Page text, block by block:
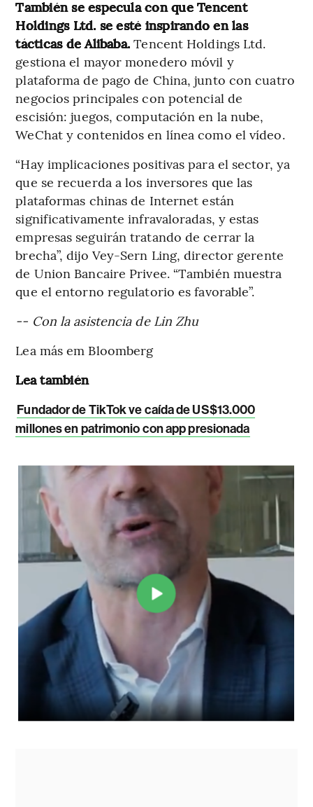
También se especula con que Tencent
Holdings Ltd. se esté inspirando en las
tácticas de Alibaba. Tencent Holdings Ltd.
gestiona el mayor monedero móvil y
plataforma de pago de China, junto con cuatro
negocios principales con potencial de
escisión: juegos, computación en la nube,
WeChat y contenidos en línea como el vídeo.
“Hay implicaciones positivas para el sector, ya
que se recuerda a los inversores que las
plataformas chinas de Internet están
significativamente infravaloradas, y estas
empresas seguirán tratando de cerrar la
brecha”, dijo Vey-Sern Ling, director gerente
de Union Bancaire Privee. “También muestra
que el entorno regulatorio es favorable”.
-- Con la asistencia de Lin Zhu
Lea más em Bloomberg
Lea también
Fundador de TikTok ve caída de US$13.000
millones en patrimonio con app presionada